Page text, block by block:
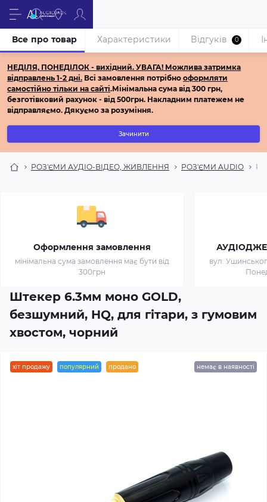
НЕДІЛЯ, ПОНЕДІЛОК - вихідний. УВАГА! Можлива затримка
відправлень 1-2 дні. Всі замовлення потрібно оформляти
самостійно тільки на сайті.Мінімальна сума від 300 грн,
безготівковий рахунок - від 500грн. Накладним платежем не
відправляємо. Дякуємо за розуміння.
Зачинити
РОЗ'ЄМИ АУДІО-ВІДЕО, ЖИВЛЕННЯ РОЗ'ЄМИ AUDIO
Оформлення замовлення
мінімальна сума замовлення має бути від
300грн
вул.
Штекер 6.3мм моно GOLD,
безшумний, HQ, для гітари, з гумовим
хвостом, чорний
Все про товар Характеристики Відгуків 0
хіт продажу популярний продано немає в наявності